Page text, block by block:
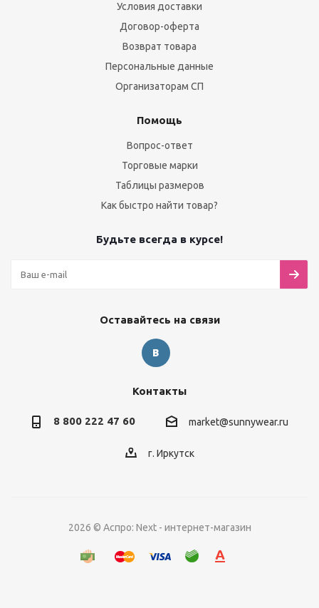
Условия доставки
Договор-оферта
Возврат товара
Персональные данные
Организаторам СП
Помощь
Вопрос-ответ
Торговые марки
Таблицы размеров
Как быстро найти товар?
Будьте всегда в курсе!
Оставайтесь на связи
Контакты
8 800 222 47 60 market@sunnywear.ru
г. Иркутск
2026 © Аспро: Next - интернет-магазин